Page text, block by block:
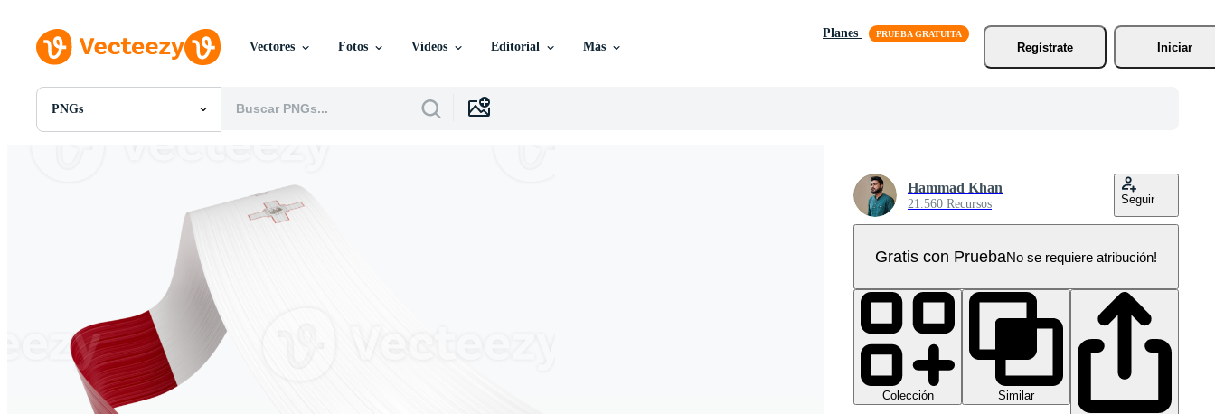
Vectores Fotos Vídeos Editorial Más
Planes
Regístrate
Iniciar
PNGs
Todas Imágenes
Gráficos en Movimiento
Imágenes Editoriales
Eventos Editoriales
Hammad Khan
21.560 Recursos Seguir
Gratis con PruebaNo se requiere atribución!
Colección
Similar